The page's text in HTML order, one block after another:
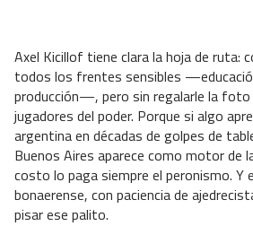
Axel Kicillof tiene clara la hoja de ruta:
todos los frentes sensibles
producción—, pero sin regalarle la
jugadores del poder. Porque si algo
argentina en décadas de golpes de
Buenos Aires aparece como motor de
costo lo paga siempre el peronismo. Y
bonaerense, con paciencia de
pisar ese palito.